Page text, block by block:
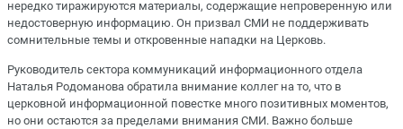
нередко тиражируются материалы, содержащие непроверенную или
недостоверную информацию. Он призвал СМИ не поддерживать
сомнительные темы и откровенные нападки на Церковь.
Руководитель сектора коммуникаций информационного отдела
Наталья Родоманова обратила внимание коллег на то, что в
церковной информационной повестке много позитивных моментов,
но они остаются за пределами внимания СМИ. Важно больше